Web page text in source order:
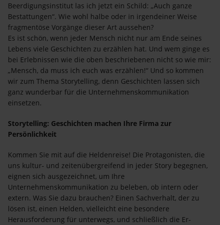
Beerdigungsinstitut las ich jetzt ein Schild: „Auch ganze
Bestattungen“. Wie wohl halbe oder in irgendeiner Weise
fragmentöse Vorgänge dieser Art aussehen?
Es ist schön, wenn jeder Mensch nicht nur am Ende seines
Lebens viele Geschichten zu erzählen hat. Und wem ginge es
bei Erlebnissen wie die oben beschriebenen nicht so wie mir:
„Mensch, da muss ich euch was erzählen!“ Und so kommen
wir zum Thema Storytelling, denn Geschichten lassen sich
ganz wunderbar für die Unternehmenskommunikation
einsetzen.
Storytelling: Geschichten machen Ihre Firma zur
Persönlichkeit
Kommen Sie mit auf die Heldenreise! Die Protagonisten, die
uns kultur- und zeitenübergreifend in jeder Story begegnen,
eignen sich ausgezeichnet, um Ihre
Unternehmenskommunikation zu beleben, ob intern oder
extern. Was Sie dazu brauchen? Einen Sachverhalt, der zu
lösen ist, einen Helden, vielleicht eine besondere
Herausforderung für unterwegs, und schließlich die Er-